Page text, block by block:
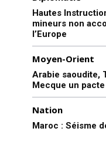
Hautes
mineurs non
l’Europe
Moyen-Orient
Arabie saoudite,
Mecque un
Nation
Maroc : Séisme